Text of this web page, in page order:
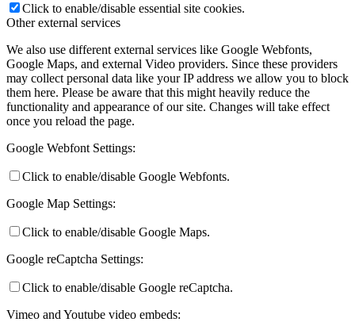
Click to enable/disable essential site cookies.
Other external services
We also use different external services like Google Webfonts,
Google Maps, and external Video providers. Since these providers
may collect personal data like your IP address we allow you to block
them here. Please be aware that this might heavily reduce the
functionality and appearance of our site. Changes will take effect
once you reload the page.
Google Webfont Settings:
Click to enable/disable Google Webfonts.
Google Map Settings:
Click to enable/disable Google Maps.
Google reCaptcha Settings:
Click to enable/disable Google reCaptcha.
Vimeo and Youtube video embeds: